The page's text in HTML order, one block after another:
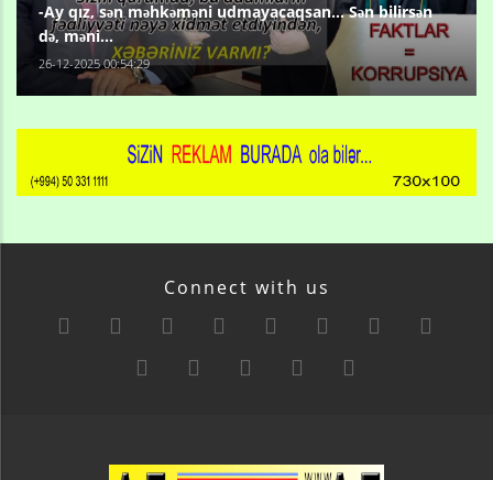
-Ay qız, sən məhkəməni udmayacaqsan... Sən bilirsən
də, məni...
26-12-2025 00:54:29
Connect with us